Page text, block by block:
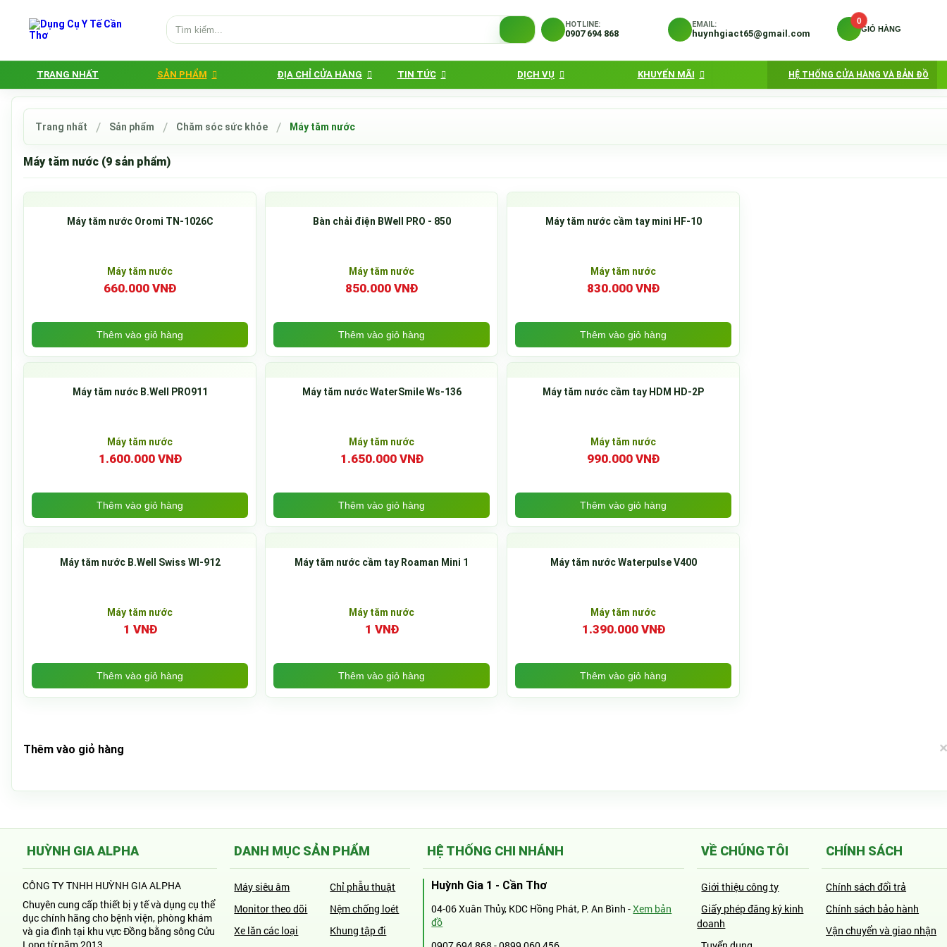
HOTLINE:
0907 694 868
EMAIL:
huynhgiact65@gmail.com
0
GIỎ HÀNG
TRANG NHẤT SẢN PHẨM ĐỊA CHỈ CỬA HÀNG TIN TỨC DỊCH VỤ KHUYẾN MÃI HỆ THỐNG CỬA HÀNG VÀ BẢN ĐỒ
Trang nhất Sản phẩm Chăm sóc sức khỏe Máy tăm nước
Máy tăm nước (9 sản phẩm)
Máy tăm nước Oromi TN-1026C
Máy tăm nước
660.000 VNĐ
Thêm vào giỏ hàng
Bàn chải điện BWell PRO - 850
Máy tăm nước
850.000 VNĐ
Thêm vào giỏ hàng
Máy tăm nước cầm tay mini HF-10
Máy tăm nước
830.000 VNĐ
Thêm vào giỏ hàng
Máy tăm nước B.Well PRO911
Máy tăm nước
1.600.000 VNĐ
Thêm vào giỏ hàng
Máy tăm nước WaterSmile Ws-136
Máy tăm nước
1.650.000 VNĐ
Thêm vào giỏ hàng
Máy tăm nước cầm tay HDM HD-2P
Máy tăm nước
990.000 VNĐ
Thêm vào giỏ hàng
Máy tăm nước B.Well Swiss WI-912
Máy tăm nước
1 VNĐ
Thêm vào giỏ hàng
Máy tăm nước cầm tay Roaman Mini 1
Máy tăm nước
1 VNĐ
Thêm vào giỏ hàng
Máy tăm nước Waterpulse V400
Máy tăm nước
1.390.000 VNĐ
Thêm vào giỏ hàng
×
Thêm vào giỏ hàng
HUỲNH GIA ALPHA
CÔNG TY TNHH HUỲNH GIA ALPHA
Chuyên cung cấp thiết bị y tế và dụng cụ thể
dục chính hãng cho bệnh viện, phòng khám
và gia đình tại khu vực Đồng bằng sông Cửu
DANH MỤC SẢN PHẨM
Máy siêu âm
Monitor theo dõi
Xe lăn các loại
Chỉ phẫu thuật
Nệm chống loét
Khung tập đi
HỆ THỐNG CHI NHÁNH
Huỳnh Gia 1 - Cần Thơ
04-06 Xuân Thủy, KDC Hồng Phát, P. An Bình -Xem bản
đồ
VỀ CHÚNG TÔI
Giới thiệu công ty
Giấy phép đăng ký kinh
doanh
CHÍNH SÁCH
Chính sách đổi trả
Chính sách bảo hành
Vận chuyển và giao nhận